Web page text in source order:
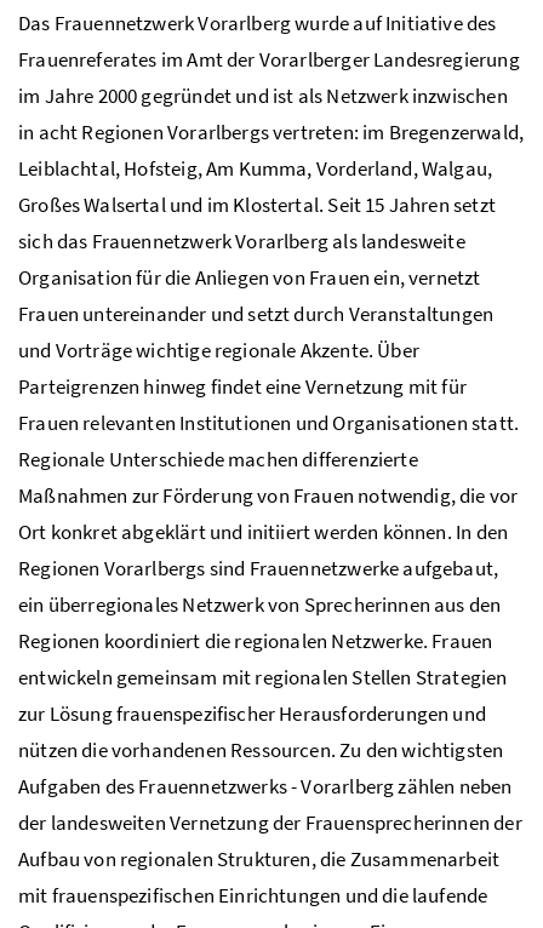
Das Frauennetzwerk Vorarlberg wurde auf Initiative des
Frauenreferates im Amt der Vorarlberger Landesregierung
im Jahre 2000 gegründet und ist als Netzwerk inzwischen
in acht Regionen Vorarlbergs vertreten: im Bregenzerwald,
Leiblachtal, Hofsteig, Am Kumma, Vorderland, Walgau,
Großes Walsertal und im Klostertal. Seit 15 Jahren setzt
sich das Frauennetzwerk Vorarlberg als landesweite
Organisation für die Anliegen von Frauen ein, vernetzt
Frauen untereinander und setzt durch Veranstaltungen
und Vorträge wichtige regionale Akzente. Über
Parteigrenzen hinweg findet eine Vernetzung mit für
Frauen relevanten Institutionen und Organisationen statt.
Regionale Unterschiede machen differenzierte
Maßnahmen zur Förderung von Frauen notwendig, die vor
Ort konkret abgeklärt und initiiert werden können. In den
Regionen Vorarlbergs sind Frauennetzwerke aufgebaut,
ein überregionales Netzwerk von Sprecherinnen aus den
Regionen koordiniert die regionalen Netzwerke. Frauen
entwickeln gemeinsam mit regionalen Stellen Strategien
zur Lösung frauenspezifischer Herausforderungen und
nützen die vorhandenen Ressourcen. Zu den wichtigsten
Aufgaben des Frauennetzwerks - Vorarlberg zählen neben
der landesweiten Vernetzung der Frauensprecherinnen der
Aufbau von regionalen Strukturen, die Zusammenarbeit
mit frauenspezifischen Einrichtungen und die laufende